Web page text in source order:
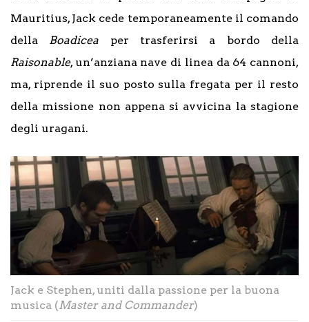
Mauritius, Jack cede temporaneamente il comando
della Boadicea per trasferirsi a bordo della
Raisonable, un’anziana nave di linea da 64 cannoni,
ma, riprende il suo posto sulla fregata per il resto
della missione non appena si avvicina la stagione
degli uragani.
Jack e Stephen, uniti dalla passione per la buona
musica (Master and Commander)